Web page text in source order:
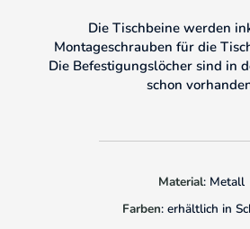
Die Tischbeine werden
Montageschrauben für die
Die Befestigungslöcher sind in
schon
Material: Metall
Farben: erhältlich in